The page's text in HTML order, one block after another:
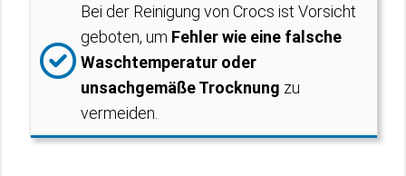
Bei der Reinigung von Crocs ist Vorsicht
geboten, um Fehler wie eine falsche
Waschtemperatur oder
unsachgemäße Trocknung zu
vermeiden.